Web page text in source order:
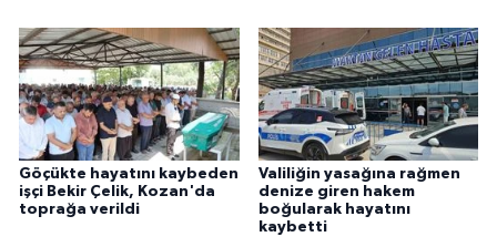
Göçükte hayatını kaybeden
işçi Bekir Çelik, Kozan'da
toprağa verildi
Valiliğin yasağına rağmen
denize giren hakem
boğularak hayatını
kaybetti